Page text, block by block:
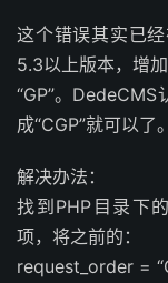
这个错误其实已
5.3以上版本，增
“GP”。
成“CGP”就可以了。
解决办法：
找到PHP目录下
项，将之前的：
request_order =